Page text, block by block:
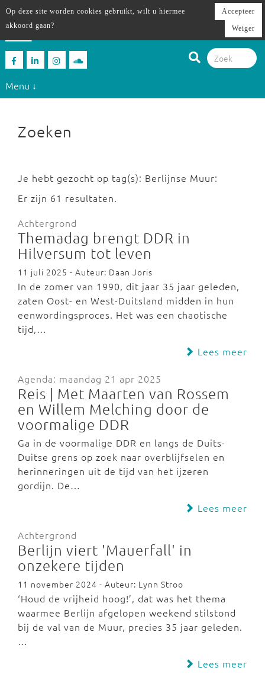
Menu ↓
Zoeken
Je hebt gezocht op tag(s): Berlijnse Muur:
Er zijn 61 resultaten.
Achtergrond
Themadag brengt DDR in
Hilversum tot leven
11 juli 2025 - Auteur: Daan Joris
In de zomer van 1990, dit jaar 35 jaar geleden,
zaten Oost- en West-Duitsland midden in hun
eenwordingsproces. Het was een chaotische
tijd,…
Lees meer
Agenda: maandag 21 apr 2025
Reis | Met Maarten van Rossem
en Willem Melching door de
voormalige DDR
Ga in de voormalige DDR en langs de Duits-
Duitse grens op zoek naar overblijfselen en
herinneringen uit de tijd van het ijzeren
gordijn. De…
Lees meer
Achtergrond
Berlijn viert 'Mauerfall' in
onzekere tijden
11 november 2024 - Auteur: Lynn Stroo
‘Houd de vrijheid hoog!’, dat was het thema
waarmee Berlijn afgelopen weekend stilstond
bij de val van de Muur, precies 35 jaar geleden.
…
Lees meer
Op deze site worden cookies gebruikt, wilt u hiermee
akkoord gaan?
Accepteer
Weiger